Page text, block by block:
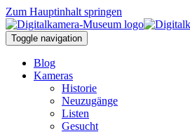
Zum Hauptinhalt springen
Toggle navigation
Blog
Kameras
Historie
Neuzugänge
Listen
Gesucht